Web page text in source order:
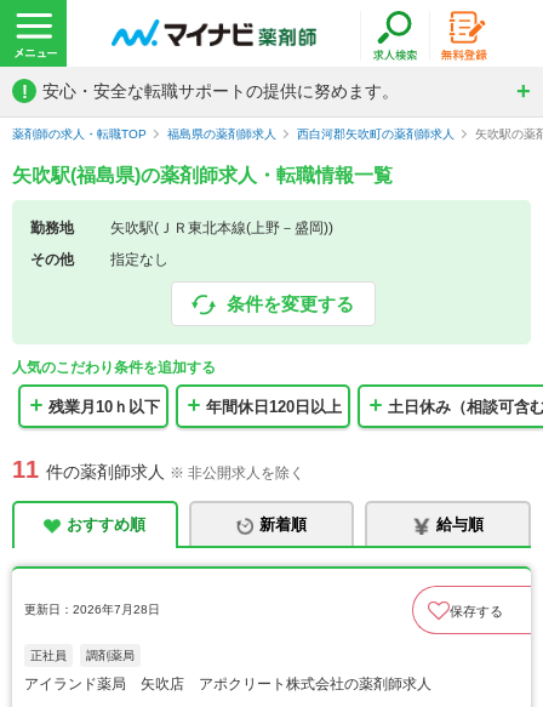
! 安心・安全な転職サポートの提供に努めます。
薬剤師の求人・転職TOP 福島県の薬剤師求人 西白河郡矢吹町の薬剤師求人 矢吹駅の薬
矢吹駅(福島県)の薬剤師求人・転職情報一覧
勤務地
矢吹駅(ＪＲ東北本線(上野－盛岡))
その他
指定なし
条件を変更する
人気のこだわり条件を追加する
残業月10ｈ以下 年間休日120日以上 土日休み（相談可含
11 件の薬剤師求人 ※ 非公開求人を除く
おすすめ順 新着順 給与順
更新日：2026年7月28日 保存する
正社員 調剤薬局
アイランド薬局 矢吹店 アポクリート株式会社の薬剤師求人